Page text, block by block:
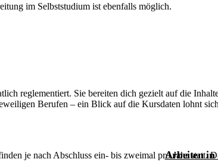
im Selbststudium ist ebenfalls möglich.
reglementiert. Sie bereiten dich gezielt auf die
Berufen – ein Blick auf die Kursdaten lohnt
je nach Abschluss ein- bis zweimal pro Jahr statt.
Arbeiten in